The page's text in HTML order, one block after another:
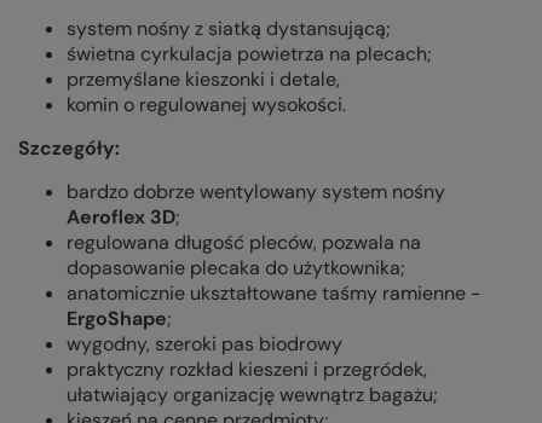
system nośny z siatką dystansującą;
świetna cyrkulacja powietrza na plecach;
przemyślane kieszonki i detale,
komin o regulowanej wysokości.
Szczegóły:
bardzo dobrze wentylowany system nośny
Aeroflex 3D;
regulowana długość pleców, pozwala na
dopasowanie plecaka do użytkownika;
anatomicznie ukształtowane taśmy ramienne -
ErgoShape;
wygodny, szeroki pas biodrowy
praktyczny rozkład kieszeni i przegródek,
ułatwiający organizację wewnątrz bagażu;